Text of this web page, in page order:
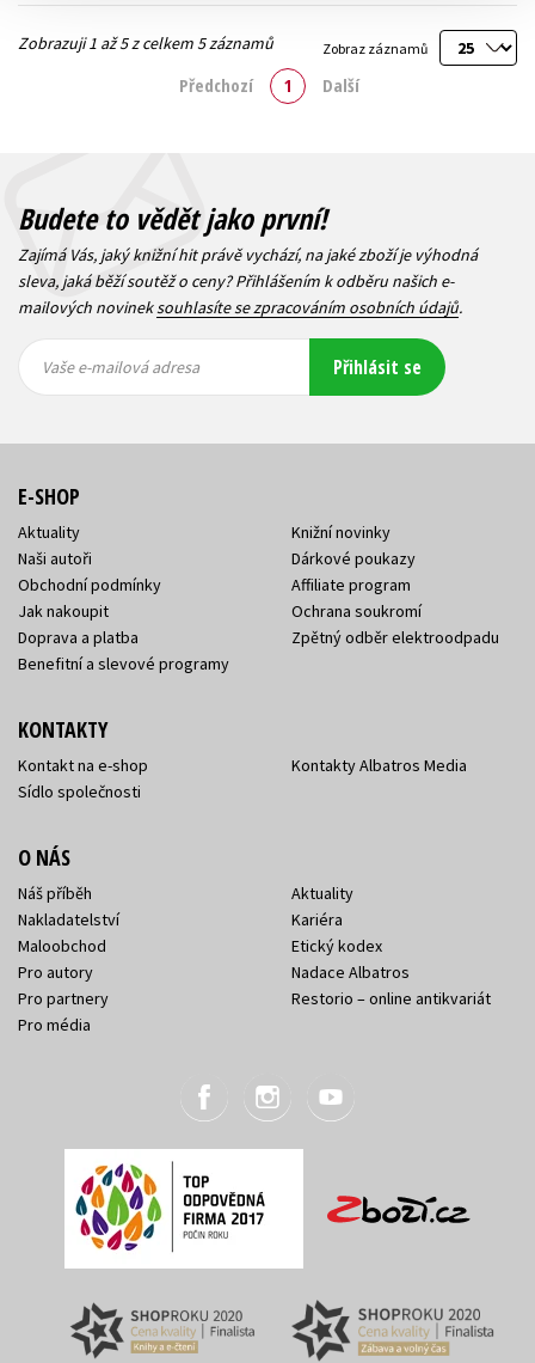
Zobraz záznamů
Zobrazuji 1 až 5 z celkem 5 záznamů
Předchozí 1 Další
Budete to vědět jako první!
Zajímá Vás, jaký knižní hit právě vychází, na jaké zboží je výhodná
sleva, jaká běží soutěž o ceny? Přihlášením k odběru našich e-
mailových novineksouhlasíte se zpracováním osobních údajů.
mailová
mailová
Vaše e-mailová adresa Přihlásit se
E-SHOP
Aktuality
Naši autoři
Obchodní podmínky
Jak nakoupit
Doprava a platba
Benefitní a slevové programy
Knižní novinky
Dárkové poukazy
Affiliate program
Ochrana soukromí
Zpětný odběr elektroodpadu
KONTAKTY
Kontakt na e-shop
Sídlo společnosti
Kontakty Albatros Media
O NÁS
Náš příběh
Nakladatelství
Maloobchod
Pro autory
Pro partnery
Pro média
Aktuality
Kariéra
Etický kodex
Nadace Albatros
Restorio – online antikvariát